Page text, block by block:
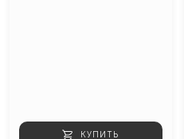
КУПИТЬ